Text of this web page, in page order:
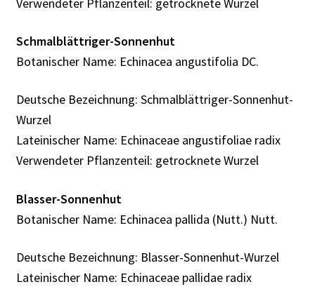
Schmalblättriger-Sonnenhut
Botanischer Name: Echinacea angustifolia DC.
Deutsche Bezeichnung: Schmalblättriger-Sonnenhut-
Wurzel
Lateinischer Name: Echinaceae angustifoliae radix
Verwendeter Pflanzenteil: getrocknete Wurzel
Blasser-Sonnenhut
Botanischer Name: Echinacea pallida (Nutt.) Nutt.
Deutsche Bezeichnung: Blasser-Sonnenhut-Wurzel
Lateinischer Name: Echinaceae pallidae radix